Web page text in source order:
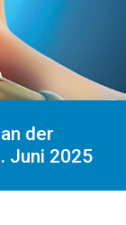
der
Juni 2025